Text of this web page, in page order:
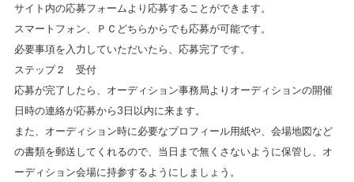
サイト内の応募フォームより応募することができます。
スマートフォン、ＰＣどちらからでも応募が可能です。
必要事項を入力していただいたら、応募完了です。
ステップ２ 受付
応募が完了したら、オーディション事務局よりオーディションの開催
日時の連絡が応募から3日以内に来ます。
また、オーディション時に必要なプロフィール用紙や、会場地図など
の書類を郵送してくれるので、当日まで無くさないように保管し、オ
ーディション会場に持参するようにしましょう。